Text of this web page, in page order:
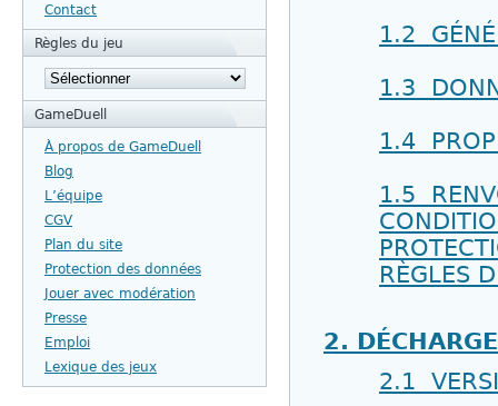
Contact
Règles du jeu
GameDuell
À propos de GameDuell
Blog
L’équipe
CGV
Plan du site
Protection des données
Jouer avec modération
Presse
Emploi
Lexique des jeux
1.2
1.3
1.4
1.5
RÈGLES
2.
2.1